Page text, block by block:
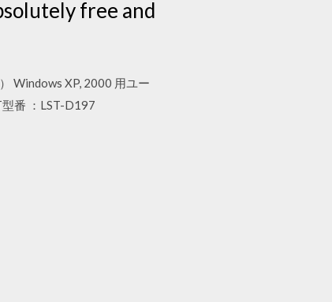
free and
Windows XP, 2000 用ユー
番 ：LST-D197